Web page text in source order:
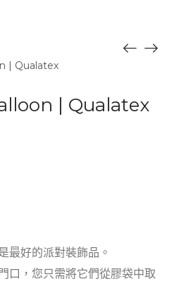
| Qualatex
| Qualatex
最好的派對裝飾品。
口，您只需將它們從膠袋中取